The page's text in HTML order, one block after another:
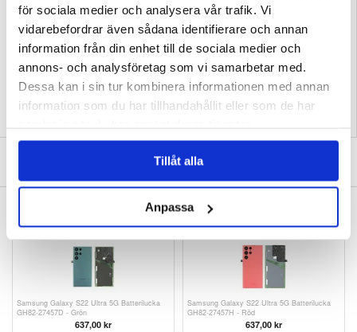
för sociala medier och analysera vår trafik. Vi
vidarebefordrar även sådana identifierare och annan
information från din enhet till de sociala medier och
annons- och analysföretag som vi samarbetar med.
Dessa kan i sin tur kombinera informationen med annan
information som du har tillhandahållit eller som de har
Tillåt alla
Anpassa
Följ länken nedan och läs mer:
Samsung Galaxy S22 Ultra 5G Bak Skal Reparation
Samsung Galaxy S22 Ultra 5G skärm och reservdelar
SKRIV EN RECENSION
ANDRA KUNDER HAR OCKSÅ KÖPT
Samsung Galaxy S22 Ultra 5G Batterilucka
GH82-27457D - Grön
637,00 kr
Samsung Galaxy S22 Ultra 5G Batterilucka
GH82-27457H - Röd
637,00 kr